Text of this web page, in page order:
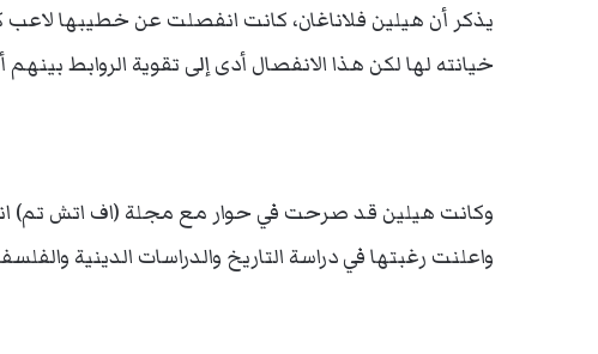
يذكر أن هيلين فلاناغان، كانت انفصلت عن خطيبها
خيانته لها لكن هذا الانفصال أدى إلى تقوية الروابط
وكانت هيلين قد صرحت في حوار مع مجلة (اف اتش تم)
واعلنت رغبتها في دراسة التاريخ والدراسات الدينية